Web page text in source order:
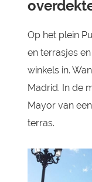
Op het plein
en terrasjes
winkels in.
Madrid. In de
Mayor van
terras.